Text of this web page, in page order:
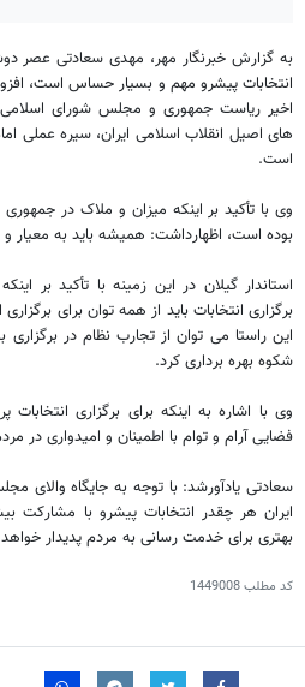
به گزارش خبرنگار مهر، مهدی سعادتی عصر
انتخابات پیشرو مهم و بسیار حساس است،
اخیر ریاست جمهوری و مجلس شورای اسلامی
های اصیل انقلاب اسلامی ایران، سیره عملی
است.
وی با تأکید بر اینکه میزان و ملاک در جمهوری
بوده است، اظهارداشت: همیشه باید به معیار
استاندار گیلان در این زمینه با تأکید بر
برگزاری انتخابات باید از همه توان برای
شکوه بهره برداری کرد.
وی با اشاره به اینکه برای برگزاری
فضایی آرام و توام با اطمینان و امیدواری در
سعادتی یادآورشد: با توجه به جایگاه
ایران هر چقدر انتخابات پیشرو با مشارکت
بهتری برای خدمت رسانی به مردم پدیدار
کد مطلب1449008